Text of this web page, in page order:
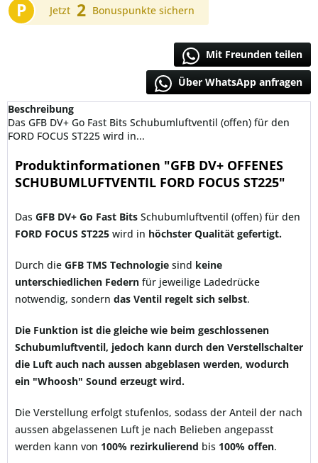
P Jetzt 2 Bonuspunkte sichern
Mit Freunden teilen
Über WhatsApp anfragen
Beschreibung
Das GFB DV+ Go Fast Bits Schubumluftventil (offen) für den
FORD FOCUS ST225 wird in...
Produktinformationen "GFB DV+ OFFENES
SCHUBUMLUFTVENTIL FORD FOCUS ST225"
Das GFB DV+ Go Fast Bits Schubumluftventil (offen) für den
FORD FOCUS ST225 wird in höchster Qualität gefertigt.
Durch die GFB TMS Technologie sind keine
unterschiedlichen Federn für jeweilige Ladedrücke
notwendig, sondern das Ventil regelt sich selbst.
Die Funktion ist die gleiche wie beim geschlossenen
Schubumluftventil, jedoch kann durch den Verstellschalter
die Luft auch nach aussen abgeblasen werden, wodurch
ein "Whoosh" Sound erzeugt wird.
Die Verstellung erfolgt stufenlos, sodass der Anteil der nach
aussen abgelassenen Luft je nach Belieben angepasst
werden kann von 100% rezirkulierend bis 100% offen.